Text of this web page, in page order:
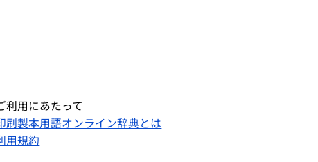
利用にあたって
刷製本用語オンライン辞典とは
用規約​